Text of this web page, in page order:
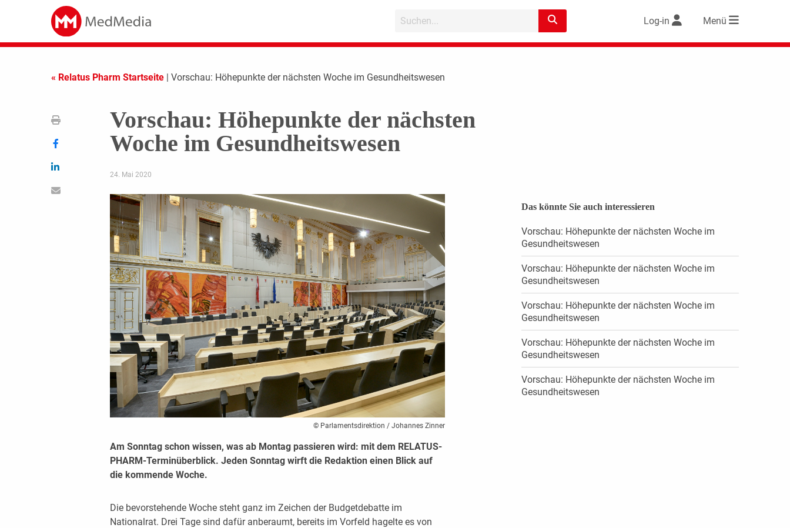
Log-in Menü
« Relatus Pharm Startseite | Vorschau: Höhepunkte der nächsten Woche im Gesundheitswesen
Vorschau: Höhepunkte der nächsten
Woche im Gesundheitswesen
24. Mai 2020
© Parlamentsdirektion / Johannes Zinner
Am Sonntag schon wissen, was ab Montag passieren wird: mit dem RELATUS-
PHARM-Terminüberblick. Jeden Sonntag wirft die Redaktion einen Blick auf
die kommende Woche.
Die bevorstehende Woche steht ganz im Zeichen der Budgetdebatte im
Nationalrat. Drei Tage sind dafür anberaumt, bereits im Vorfeld hagelte es von
Das könnte Sie auch interessieren
Vorschau: Höhepunkte der nächsten Woche im
Gesundheitswesen
Vorschau: Höhepunkte der nächsten Woche im
Gesundheitswesen
Vorschau: Höhepunkte der nächsten Woche im
Gesundheitswesen
Vorschau: Höhepunkte der nächsten Woche im
Gesundheitswesen
Vorschau: Höhepunkte der nächsten Woche im
Gesundheitswesen